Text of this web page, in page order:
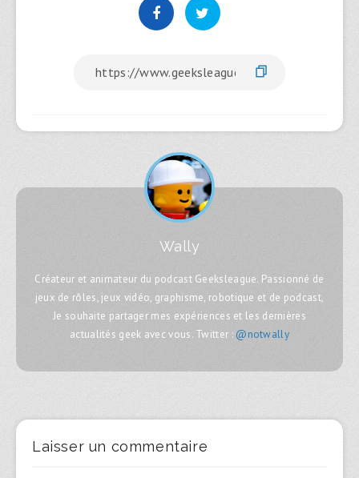
Wally
Créateur et animateur du podcast Geeksleague. Passionné de
jeux de rôles, jeux vidéo, graphisme, robotique et de podcast,
Je souhaite partager mes expériences et les dernières
actualités geek avec vous. Twitter : @notwally
Laisser un commentaire